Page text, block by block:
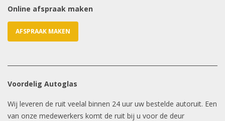
Online afspraak maken
AFSPRAAK MAKEN
Voordelig Autoglas
Wij leveren de ruit veelal binnen 24 uur uw bestelde autoruit. Een
van onze medewerkers komt de ruit bij u voor de deur